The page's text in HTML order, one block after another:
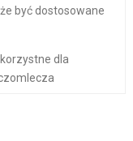
być dostosowane
dla